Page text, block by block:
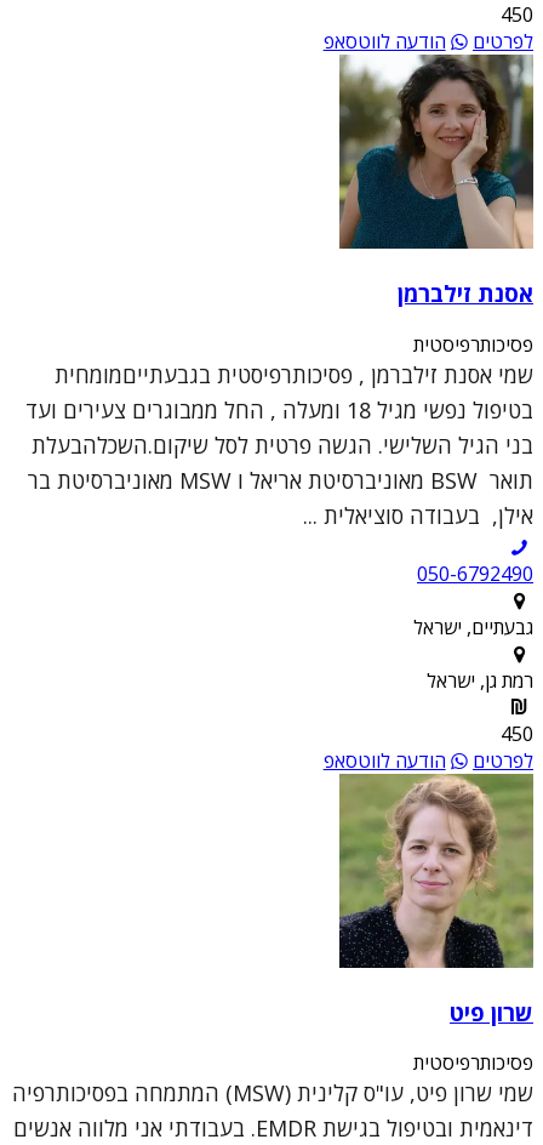
450
לפרטים
הודעה לווטסאפ
אסנת זילברמן
פסיכותרפיסטית
שמי אסנת זילברמן , פסיכותרפיסטית בגבעתייםמומחית
בטיפול נפשי מגיל 18 ומעלה , החל ממבוגרים צעירים ועד
בני הגיל השלישי. הגשה פרטית לסל שיקום.השכלהבעלת
תואר BSW מאוניברסיטת אריאל ו MSW מאוניברסיטת בר
אילן, בעבודה סוציאלית ...
050-6792490
גבעתיים, ישראל
רמת גן, ישראל
450
לפרטים
הודעה לווטסאפ
שרון פיט
פסיכותרפיסטית
שמי שרון פיט, עו"ס קלינית (MSW) המתמחה בפסיכותרפיה
דינאמית ובטיפול בגישת EMDR. בעבודתי אני מלווה אנשים